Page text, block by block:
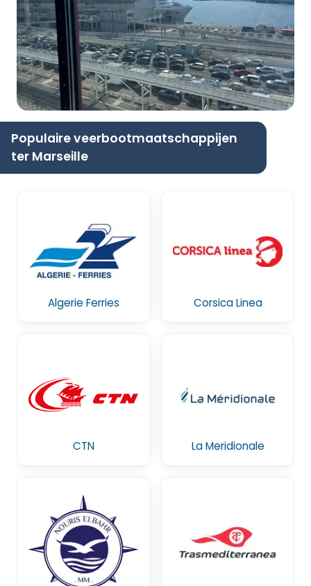
Populaire veerbootmaatschappijen
ter Marseille
Algerie Ferries Corsica Linea
CTN La Meridionale